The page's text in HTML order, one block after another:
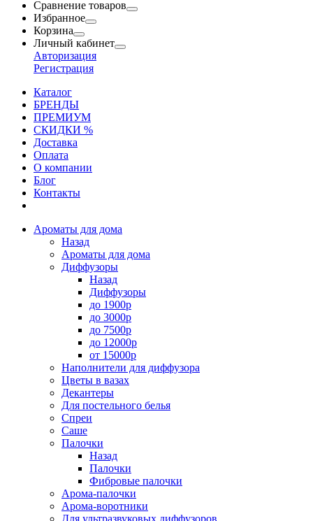
Сравнение товаров
Избранное
Корзина
Личный кабинет
Авторизация
Регистрация
Каталог
БРЕНДЫ
ПРЕМИУМ
СКИДКИ %
Доставка
Оплата
О компании
Блог
Контакты
Ароматы для дома
Назад
Ароматы для дома
Диффузоры
Назад
Диффузоры
до 1900р
до 3000р
до 7500р
до 12000р
от 15000р
Наполнители для диффузора
Цветы в вазах
Декантеры
Для постельного белья
Спреи
Саше
Палочки
Назад
Палочки
Фибровые палочки
Арома-палочки
Арома-воротники
Для ультразвуковых диффузоров